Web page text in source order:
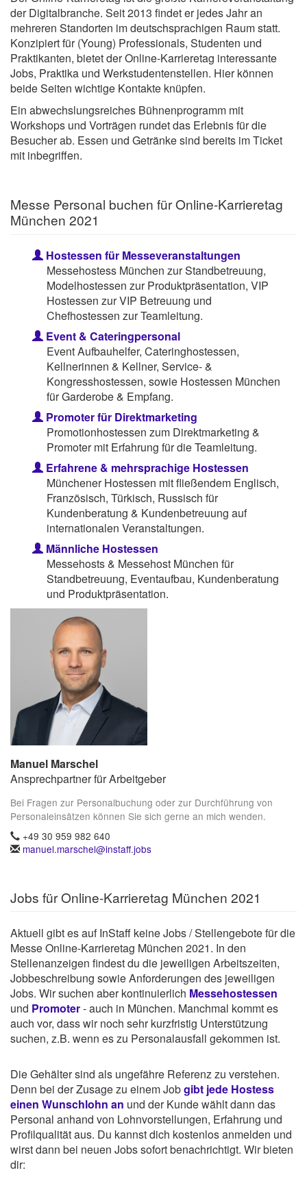
der Digitalbranche. Seit 2013 findet er jedes Jahr an
mehreren Standorten im deutschsprachigen Raum statt.
Konzipiert für (Young) Professionals, Studenten und
Praktikanten, bietet der Online-Karrieretag interessante
Jobs, Praktika und Werkstudentenstellen. Hier können
beide Seiten wichtige Kontakte knüpfen.
Ein abwechslungsreiches Bühnenprogramm mit
Workshops und Vorträgen rundet das Erlebnis für die
Besucher ab. Essen und Getränke sind bereits im Ticket
mit inbegriffen.
Messe Personal buchen für Online-Karrieretag
München 2021
Hostessen für Messeveranstaltungen
Messehostess München zur Standbetreuung,
Modelhostessen zur Produktpräsentation, VIP
Hostessen zur VIP Betreuung und
Chefhostessen zur Teamleitung.
Event & Cateringpersonal
Event Aufbauhelfer, Cateringhostessen,
Kellnerinnen & Kellner, Service- &
Kongresshostessen, sowie Hostessen München
für Garderobe & Empfang.
Promoter für Direktmarketing
Promotionhostessen zum Direktmarketing &
Promoter mit Erfahrung für die Teamleitung.
Erfahrene & mehrsprachige Hostessen
Münchener Hostessen mit fließendem Englisch,
Französisch, Türkisch, Russisch für
Kundenberatung & Kundenbetreuung auf
internationalen Veranstaltungen.
Männliche Hostessen
Messehosts & Messehost München für
Standbetreuung, Eventaufbau, Kundenberatung
und Produktpräsentation.
Manuel Marschel
Ansprechpartner für Arbeitgeber
Bei Fragen zur Personalbuchung oder zur Durchführung von
Personaleinsätzen können Sie sich gerne an mich wenden.
+49 30 959 982 640
manuel.marschel@instaff.jobs
Jobs für Online-Karrieretag München 2021
Aktuell gibt es auf InStaff keine Jobs / Stellengebote für die
Messe Online-Karrieretag München 2021. In den
Stellenanzeigen findest du die jeweiligen Arbeitszeiten,
Jobbeschreibung sowie Anforderungen des jeweiligen
Jobs. Wir suchen aber kontinuierlich Messehostessen
und Promoter- auch in München. Manchmal kommt es
auch vor, dass wir noch sehr kurzfristig Unterstützung
suchen, z.B. wenn es zu Personalausfall gekommen ist.
Die Gehälter sind als ungefähre Referenz zu verstehen.
Denn bei der Zusage zu einem Jobgibt jede Hostess
einen Wunschlohn an und der Kunde wählt dann das
Personal anhand von Lohnvorstellungen, Erfahrung und
Profilqualität aus. Du kannst dich kostenlos anmelden und
wirst dann bei neuen Jobs sofort benachrichtigt. Wir bieten
dir: